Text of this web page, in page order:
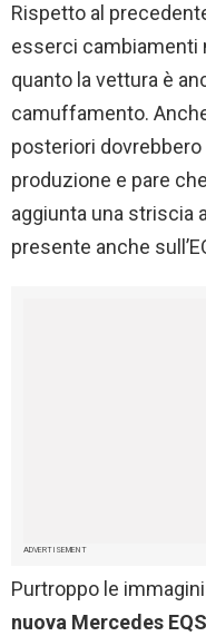
Rispetto al
esserci cambiamenti
quanto la vettura è
camuffamento.
posteriori
produzione e pare
aggiunta una striscia
presente anche
ADVERTISEMENT
Purtroppo le
nuova Mercedes EQS